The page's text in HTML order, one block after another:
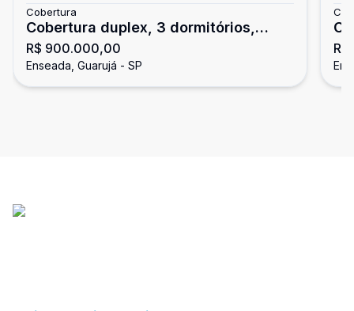
Cobertura
Cobertura duplex, 3 dormitórios,
Enseada, Guarujá
R$ 900.000,00
Enseada, Guarujá - SP